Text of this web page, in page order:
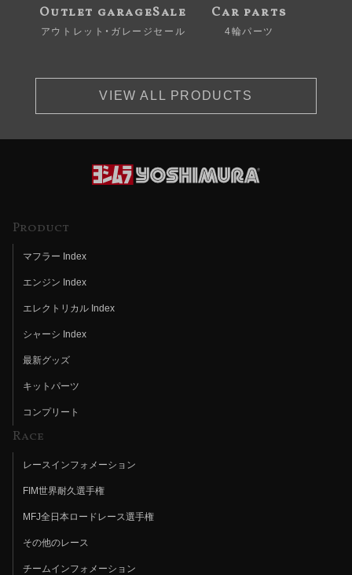
Outlet garageSale
アウトレット・ガレージセール
Car parts
4輪パーツ
VIEW ALL PRODUCTS
Product
マフラー Index
エンジン Index
エレクトリカル Index
シャーシ Index
最新グッズ
キットパーツ
コンプリート
Race
レースインフォメーション
FIM世界耐久選手権
MFJ全日本ロードレース選手権
その他のレース
チームインフォメーション